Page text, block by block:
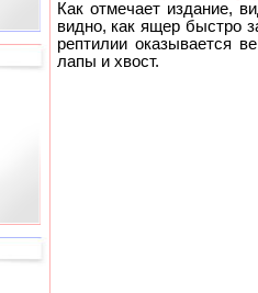
Как отмечает издание,
видно, как ящер быстро
рептилии оказывается
лапы и хвост.